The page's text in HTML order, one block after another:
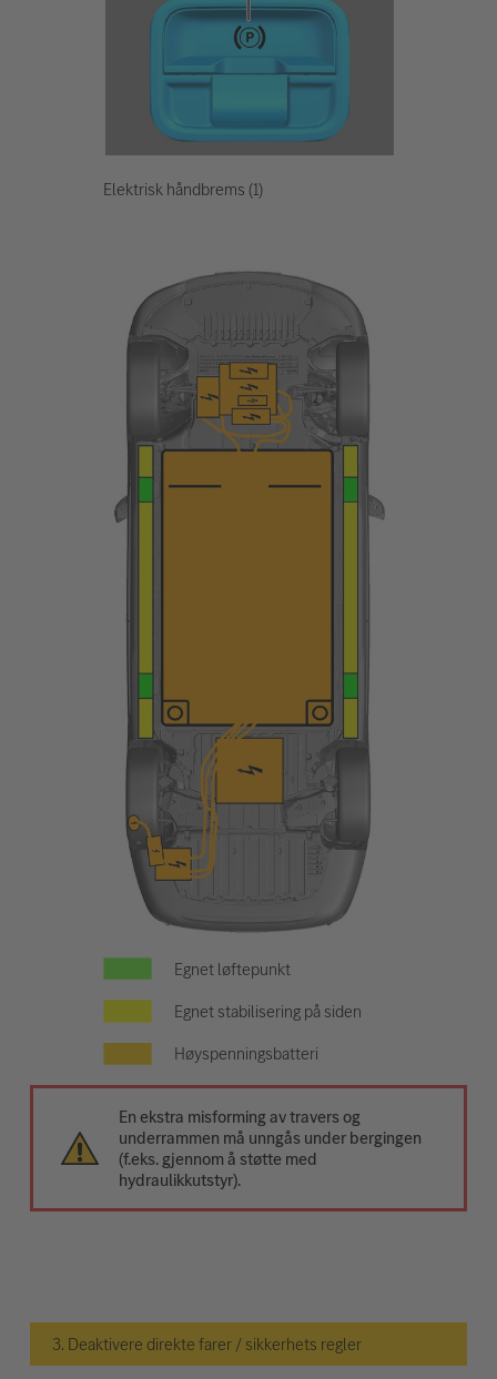
Elektrisk håndbrems (1)
Egnet løftepunkt
Egnet stabilisering på siden
Høyspenningsbatteri
En ekstra misforming av travers og
underrammen må unngås under bergingen
(f.eks. gjennom å støtte med
hydraulikkutstyr).
3. Deaktivere direkte farer / sikkerhets regler